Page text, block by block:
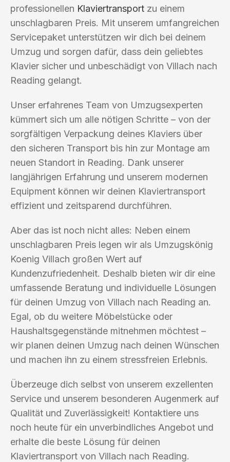
professionellen Klaviertransport zu einem
unschlagbaren Preis. Mit unserem umfangreichen
Servicepaket unterstützen wir dich bei deinem
Umzug und sorgen dafür, dass dein geliebtes
Klavier sicher und unbeschädigt von Villach nach
Reading gelangt.
Unser erfahrenes Team von Umzugsexperten
kümmert sich um alle nötigen Schritte – von der
sorgfältigen Verpackung deines Klaviers über
den sicheren Transport bis hin zur Montage am
neuen Standort in Reading. Dank unserer
langjährigen Erfahrung und unserem modernen
Equipment können wir deinen Klaviertransport
effizient und zeitsparend durchführen.
Aber das ist noch nicht alles: Neben einem
unschlagbaren Preis legen wir als Umzugskönig
Koenig Villach großen Wert auf
Kundenzufriedenheit. Deshalb bieten wir dir eine
umfassende Beratung und individuelle Lösungen
für deinen Umzug von Villach nach Reading an.
Egal, ob du weitere Möbelstücke oder
Haushaltsgegenstände mitnehmen möchtest –
wir planen deinen Umzug nach deinen Wünschen
und machen ihn zu einem stressfreien Erlebnis.
Überzeuge dich selbst von unserem exzellenten
Service und unserem besonderen Augenmerk auf
Qualität und Zuverlässigkeit! Kontaktiere uns
noch heute für ein unverbindliches Angebot und
erhalte die beste Lösung für deinen
Klaviertransport von Villach nach Reading.